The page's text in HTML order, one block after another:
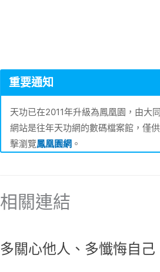
重要通知
天功已在2011年升級為鳳凰園，由大
網站是往年天功網的數碼檔案館，僅
擊瀏覽鳳凰園網 。
相關連結
多關心他人、多懺悔自己